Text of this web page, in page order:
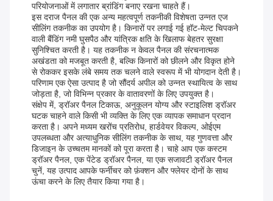
परियोजनाओं में लगातार ब्रांडिंग बनाए रखना चाहते हैं।
इस दराज पैनल की एक अन्य महत्वपूर्ण तकनीकी विशेषता उन्नत एज
सीलिंग तकनीक का उपयोग है। किनारों पर लगाई गई हॉट-मेल्ट चिपकने
वाली बैंडिंग नमी घुसपैठ और यांत्रिक क्षति के खिलाफ बेहतर सुरक्षा
सुनिश्चित करती है। यह तकनीक न केवल पैनल की संरचनात्मक
अखंडता को मजबूत करती है, बल्कि किनारों को छीलने और विकृत होने
से रोककर इसके लंबे समय तक चलने वाले स्वरूप में भी योगदान देती है।
परिणाम एक ऐसा उत्पाद है जो सौंदर्य अपील को उन्नत स्थायित्व के साथ
जोड़ता है, जो विभिन्न प्रकार के वातावरणों के लिए उपयुक्त है।
संक्षेप में, ड्रॉअर पैनल टिकाऊ, अनुकूलन योग्य और स्टाइलिश ड्रॉअर
घटक चाहने वाले किसी भी व्यक्ति के लिए एक व्यापक समाधान प्रदान
करता है। अपने मध्यम खरोंच प्रतिरोध, हार्डवेयर विकल्प, ओईएम
उपलब्धता और अत्याधुनिक सीलिंग तकनीक के साथ, यह गुणवत्ता और
डिजाइन के उच्चतम मानकों को पूरा करता है। चाहे आप एक कस्टम
ड्रॉअर पैनल, एक पेंटेड ड्रॉअर पैनल, या एक सजावटी ड्रॉअर पैनल
चुनें, यह उत्पाद आपके फर्नीचर को फ़ंक्शन और फ्लेयर दोनों के साथ
ऊंचा करने के लिए तैयार किया गया है।